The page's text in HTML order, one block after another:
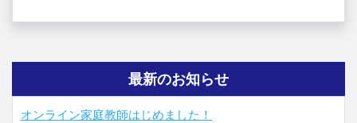
最新のお知らせ
オンライン家庭教師はじめました！